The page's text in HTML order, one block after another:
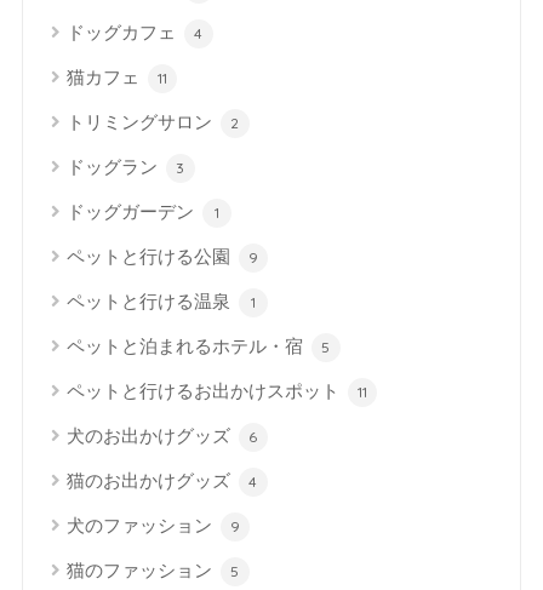
ドッグカフェ 4
猫カフェ 11
トリミングサロン 2
ドッグラン 3
ドッグガーデン 1
ペットと行ける公園 9
ペットと行ける温泉 1
ペットと泊まれるホテル・宿 5
ペットと行けるお出かけスポット 11
犬のお出かけグッズ 6
猫のお出かけグッズ 4
犬のファッション 9
猫のファッション 5